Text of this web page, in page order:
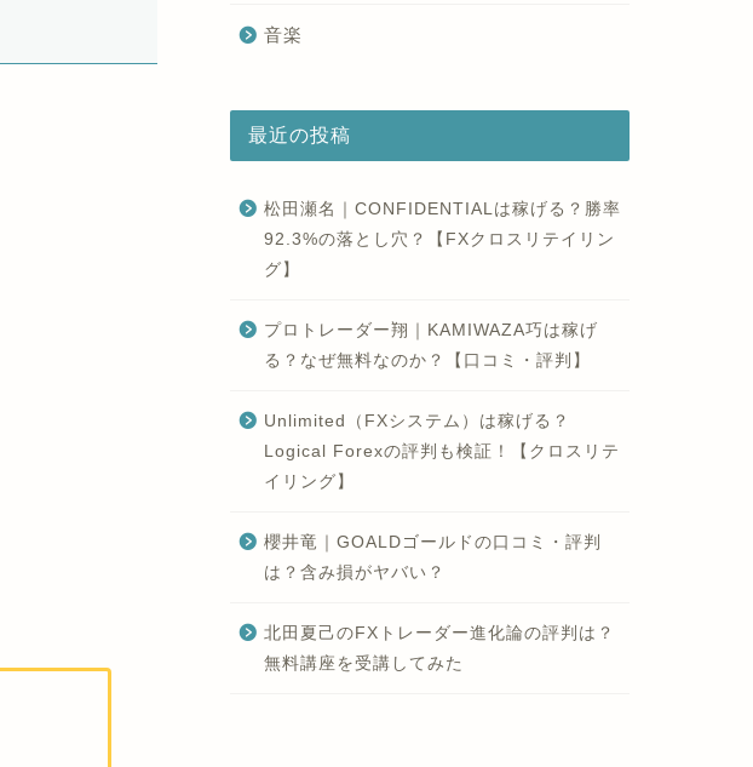
音楽
最近の投稿
松田瀬名｜CONFIDENTIALは稼げる？勝率
92.3%の落とし穴？【FXクロスリテイリン
グ】
プロトレーダー翔｜KAMIWAZA巧は稼げ
る？なぜ無料なのか？【口コミ・評判】
Unlimited（FXシステム）は稼げる？
Logical Forexの評判も検証！【クロスリテ
イリング】
櫻井竜｜GOALDゴールドの口コミ・評判
は？含み損がヤバい？
北田夏己のFXトレーダー進化論の評判は？
無料講座を受講してみた